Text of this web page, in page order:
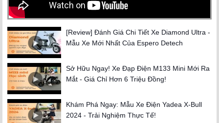
[Review] Đánh Giá Chi Tiết Xe Diamond Ultra -
Mẫu Xe Mới Nhất Của Espero Detech
Sở Hữu Ngay! Xe Đạp Điện M133 Mini Mới Ra
Mắt - Giá Chỉ Hơn 6 Triệu Đồng!
Khám Phá Ngay: Mẫu Xe Điện Yadea X-Bull
2024 - Trải Nghiệm Thực Tế!